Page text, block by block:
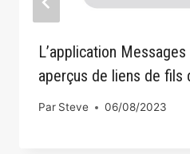
L’application
aperçus de liens de fils
Par Steve 06/08/2023